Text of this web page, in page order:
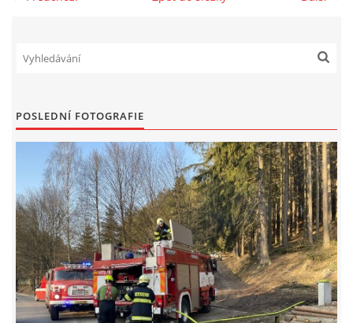
POSLEDNÍ FOTOGRAFIE